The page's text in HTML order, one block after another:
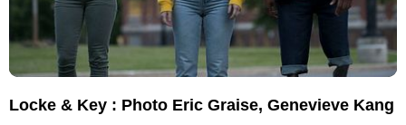
Locke & Key : Photo Eric Graise, Genevieve Kang